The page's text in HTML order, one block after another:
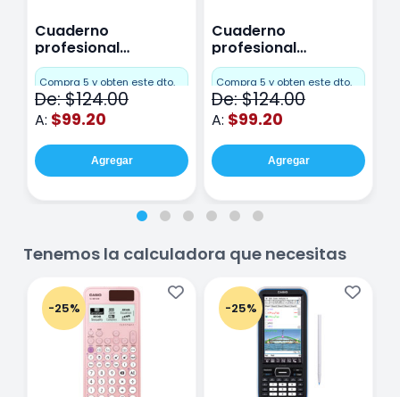
Cuaderno
profesional
Miquelrius Emotions
Cuadro Chico 80
hojas Rosa
Compra 5 y obten este dto.
De: $124.00
A: $99.20
Agregar
Cuaderno
profesional
Miquelrius Emotions
raya 80 hojas
Purpura
Compra 5 y obten este dto.
De: $124.00
A: $99.20
Agregar
Tenemos la calculadora que necesitas
-25% -25%